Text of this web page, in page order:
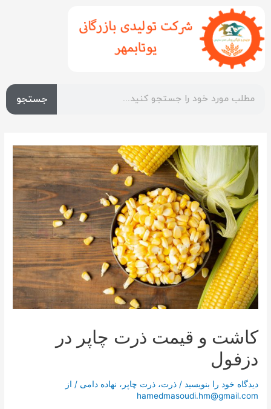
جستجو
کاشت و قیمت ذرت چاپر در
دزفول
دیدگاه‌ خود را بنویسید /ذرت،ذرت چاپر ، نهاده دامی / از
hamedmasoudi.hm@gmail.com